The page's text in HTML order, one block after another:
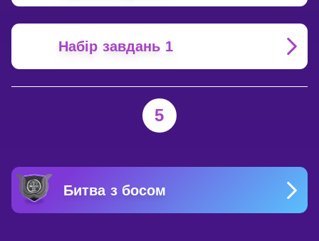
Набір завдань 1
5
Битва з босом